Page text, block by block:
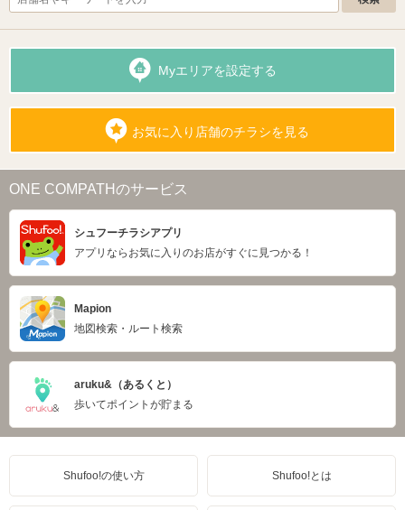
Myエリアを設定する
お気に入り店舗のチラシを見る
ONE COMPATHのサービス
シュフーチラシアプリ
アプリならお気に入りのお店がすぐに見つかる！
Mapion
地図検索・ルート検索
aruku&（あるくと）
歩いてポイントが貯まる
Shufoo!の使い方 Shufoo!とは